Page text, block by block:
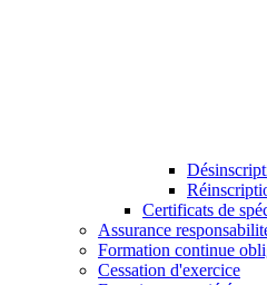
Certificats de
Assurance
Formation continue
Cessation d'exercice